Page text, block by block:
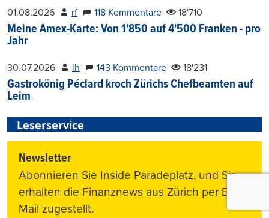
01.08.2026 rf 118 Kommentare 18'710
Meine Amex-Karte: Von 1'850 auf 4'500 Franken - pro
Jahr
30.07.2026 lh 143 Kommentare 18'231
Gastrokönig Péclard kroch Zürichs Chefbeamten auf
Leim
Leserservice
Newsletter
Abonnieren Sie Inside Paradeplatz, und Sie
erhalten die Finanznews aus Zürich per E-
Mail zugestellt.